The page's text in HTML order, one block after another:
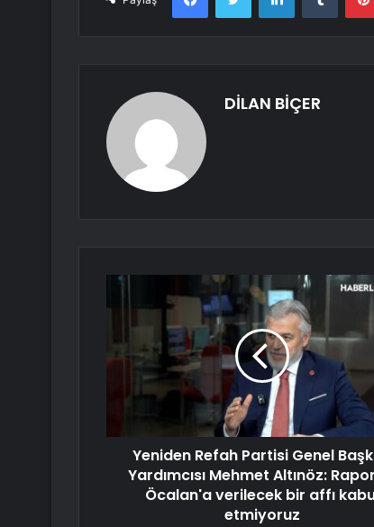
DİLAN BİÇER
Yeniden Refah Partisi Genel
Yardımcısı Mehmet Altınöz:
Öcalan'a verilecek bir affı
etmiyoruz